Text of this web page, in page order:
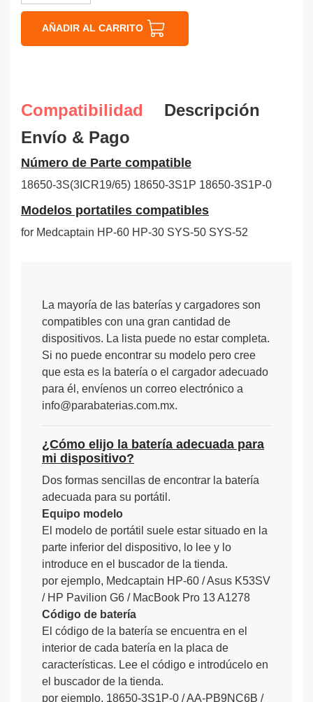
AÑADIR AL CARRITO
Compatibilidad
Descripción
Envío & Pago
Número de Parte compatible
18650-3S(3ICR19/65) 18650-3S1P 18650-3S1P-0
Modelos portatiles compatibles
for Medcaptain HP-60 HP-30 SYS-50 SYS-52
La mayoría de las baterías y cargadores son
compatibles con una gran cantidad de
dispositivos. La lista puede no estar completa.
Si no puede encontrar su modelo pero cree
que esta es la batería o el cargador adecuado
para él, envíenos un correo electrónico a
info@parabaterias.com.mx.
¿Cómo elijo la batería adecuada para
mi dispositivo?
Dos formas sencillas de encontrar la batería
adecuada para su portátil.
Equipo modelo
El modelo de portátil suele estar situado en la
parte inferior del dispositivo, lo lee y lo
introduce en el buscador de la tienda.
por ejemplo, Medcaptain HP-60 / Asus K53SV
/ HP Pavilion G6 / MacBook Pro 13 A1278
Código de batería
El código de la batería se encuentra en el
interior de cada batería en la placa de
características. Lee el código e introdúcelo en
el buscador de la tienda.
por ejemplo, 18650-3S1P-0 / AA-PB9NC6B /